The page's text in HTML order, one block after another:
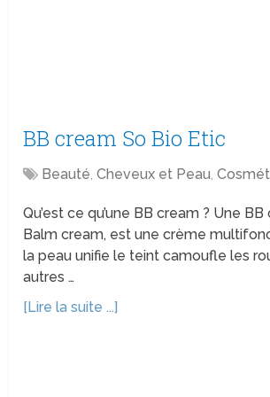
BB cream So Bio Etic
Beauté,Cheveux et Peau,
Qu’est ce qu’une BB cream ? Une
Balm cream, est une crème
la peau unifie le teint camoufle les
autres …
[Lire la suite ...]